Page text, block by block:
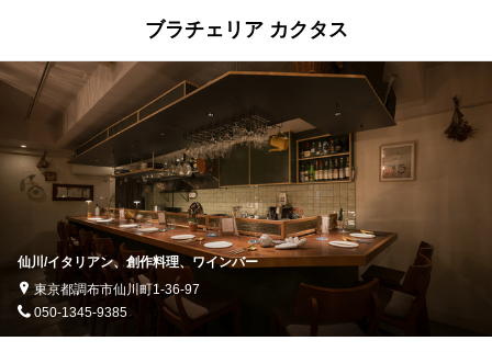
ブラチェリア カクタス
仙川/イタリアン、創作料理、ワインバー
東京都調布市仙川町1-36-97
050-1345-9385